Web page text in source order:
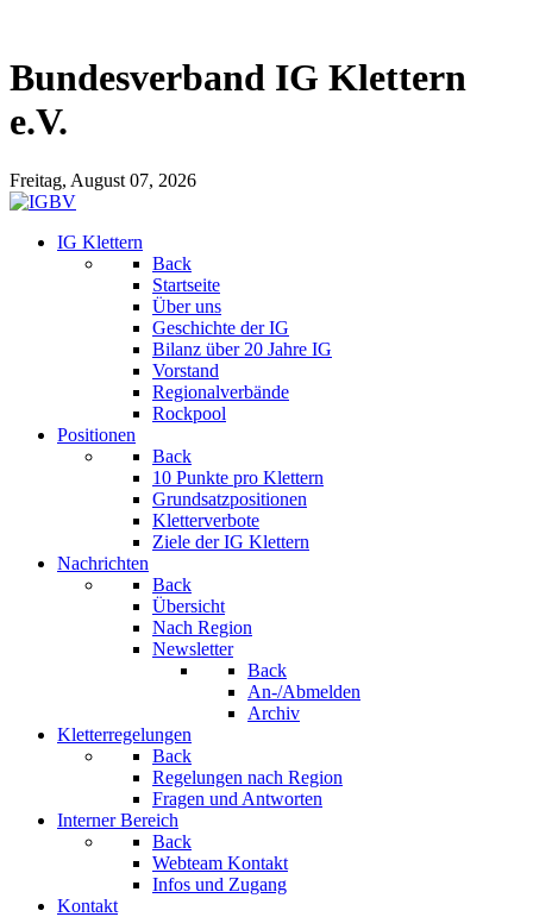
Bundesverband IG Klettern
e.V.
Freitag, August 07, 2026
IG Klettern
Back
Startseite
Über uns
Geschichte der IG
Bilanz über 20 Jahre IG
Vorstand
Regionalverbände
Rockpool
Positionen
Back
10 Punkte pro Klettern
Grundsatzpositionen
Kletterverbote
Ziele der IG Klettern
Nachrichten
Back
Übersicht
Nach Region
Newsletter
Back
An-/Abmelden
Archiv
Kletterregelungen
Back
Regelungen nach Region
Fragen und Antworten
Interner Bereich
Back
Webteam Kontakt
Infos und Zugang
Kontakt